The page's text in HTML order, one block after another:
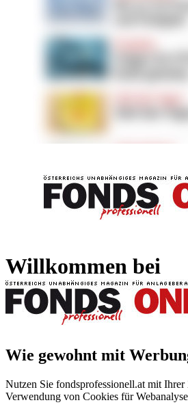
Willkommen bei
Wie gewohnt mit
Nutzen Sie fondsprofessionell.at mit
Verwendung von Cookies für